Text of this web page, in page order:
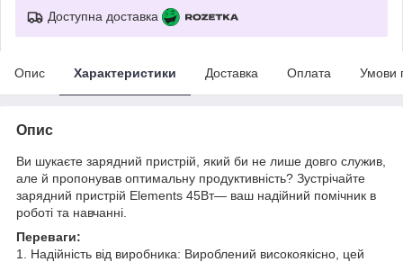
Доступна доставка
Опис Характеристики Доставка Оплата Умови
Опис
Ви шукаєте зарядний пристрій, який би не лише довго служив,
але й пропонував оптимальну продуктивність? Зустрічайте
зарядний пристрій Elements 45Вт— ваш надійний помічник в
роботі та навчанні.
Переваги:
1. Надійність від виробника: Вироблений високоякісно, цей